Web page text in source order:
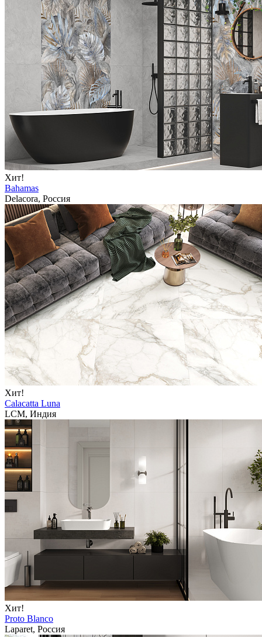
Хит!
Bahamas
Delacora, Россия
Хит!
Calacatta Luna
LCM, Индия
Хит!
Proto Blanco
Laparet, Россия